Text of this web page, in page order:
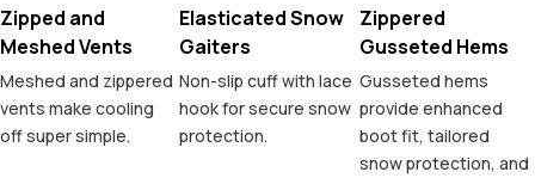
Zipped and
Meshed Vents
Meshed and zippered
vents make cooling
off super simple.
Elasticated Snow
Gaiters
Non-slip cuff with lace
hook for secure snow
protection.
Zippered
Gusseted Hems
Gusseted hems
provide enhanced
boot fit, tailored
snow protection, and